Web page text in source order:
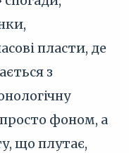
пласти, де
з
просто фоном, а
що плутає,